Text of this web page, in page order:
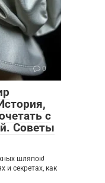
0
с
Советы
шляпок!
и секретах, как